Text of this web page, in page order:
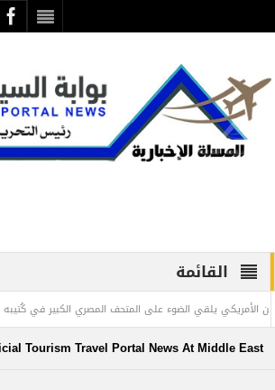
القائمة
يلقي الضوء على المتحف المصري الكبير في كُتيبه السنوي
Tourism Travel Portal News At Middle East